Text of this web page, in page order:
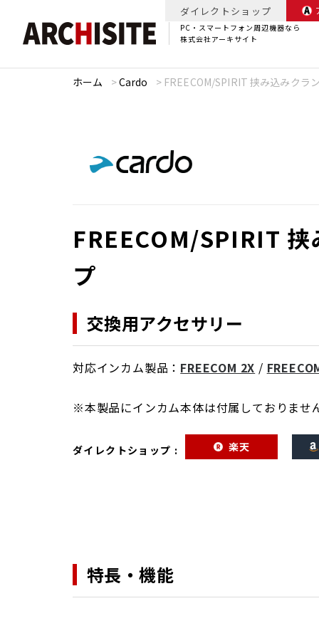
PC・スマートフォン周辺機器なら
株式会社アーキサイト
ダイレクトショップ
ホーム >Cardo > FREECOM/SPIRIT 挟み込みクラ
FREECOM/SPIRIT
プ
交換用アクセサリー
対応インカム製品： FREECOM 2X /
※本製品にインカム本体は付属しておりませ
ダイレクトショップ : 楽天
特長・機能